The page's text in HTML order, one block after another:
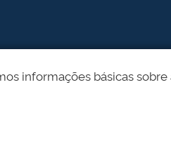
informações básicas sobre